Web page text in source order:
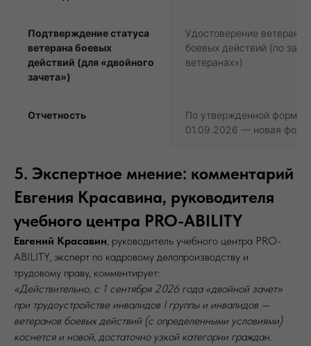
Подтверждение статуса
ветерана боевых
действий (для «двойного
зачета»)
Удостоверение ветерана
боевых действий (по
ветеранах»)
Отчетность
По утвержденной форме
01.09.2026 — новая
5. Экспертное мнение: комментарий
Евгения Красавина, руководителя
учебного центра PRO-ABILITY
Евгений Красавин, руководитель учебного центра PRO-
ABILITY, эксперт по кадровому делопроизводству и
трудовому праву, комментирует:
«Действительно, с 1 сентября 2026 года «двойной зачет»
при трудоустройстве инвалидов I группы и инвалидов —
ветеранов боевых действий (с определенными условиями)
коснется и новой, достаточно узкой категории граждан.